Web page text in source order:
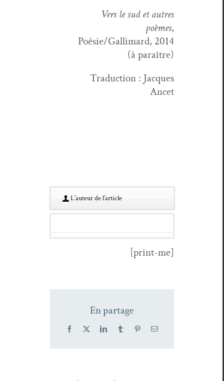
Vers le sud et autres
poèmes,
Poésie/Gallimard, 2014
(à paraître)
Tra­duc­tion : Jacques
Ancet
L’au­teur de l’article
[print-me]
En partage
Facebook LinkedInTumblr PinterestEmail